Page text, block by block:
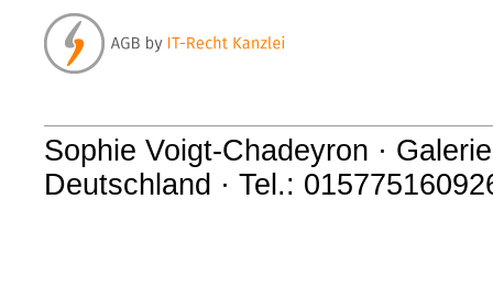
Sophie Voigt-Chadeyron ·
Deutschland · Tel.: